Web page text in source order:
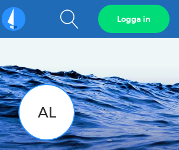
Sailarena Visa
sökfält
Logga in
AL